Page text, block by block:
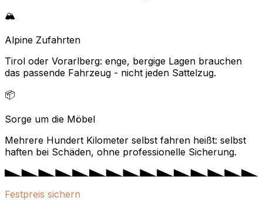
🏔️
Alpine Zufahrten
Tirol oder Vorarlberg: enge, bergige Lagen brauchen
das passende Fahrzeug - nicht jeden Sattelzug.
📦
Sorge um die Möbel
Mehrere Hundert Kilometer selbst fahren heißt: selbst
haften bei Schäden, ohne professionelle Sicherung.
Festpreis sichern